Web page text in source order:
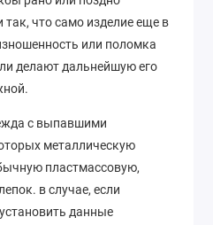
так, что само изделие еще в
или поломка
делают дальнейшую его
с выпавшими
металлическую
пластмассовую,
в случае, если
данные